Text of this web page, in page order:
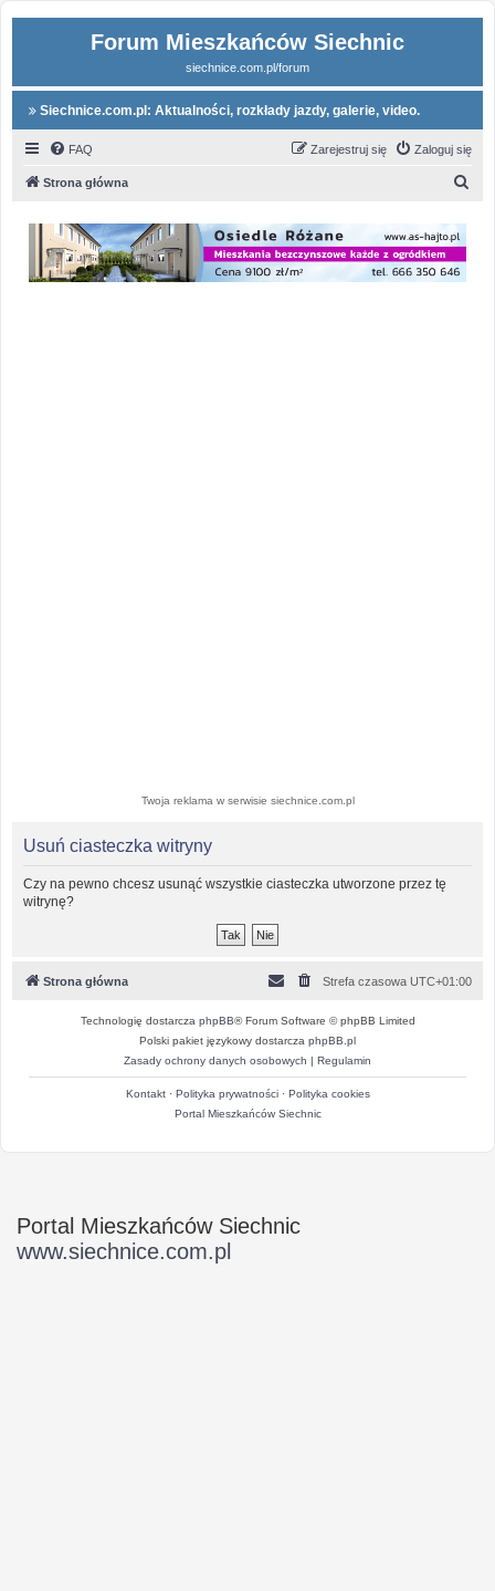
Forum Mieszkańców Siechnic
siechnice.com.pl/forum
Siechnice.com.pl: Aktualności, rozkłady jazdy, galerie, video.
FAQ Zaloguj się
Zarejestruj się
Strona główna
Twoja reklama w serwisie siechnice.com.pl
Usuń ciasteczka witryny
Czy na pewno chcesz usunąć wszystkie ciasteczka utworzone przez tę
witrynę?
Strona główna Strefa czasowa UTC+01:00
Technologię dostarcza phpBB® Forum Software © phpBB Limited
Polski pakiet językowy dostarcza phpBB.pl
Zasady ochrony danych osobowych | Regulamin
Kontakt· Polityka prywatności· Polityka cookies
Portal Mieszkańców Siechnic
Portal Mieszkańców Siechnic
www.siechnice.com.pl